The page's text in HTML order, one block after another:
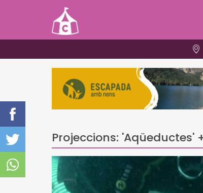
Projeccions: 'Aqüeductes'